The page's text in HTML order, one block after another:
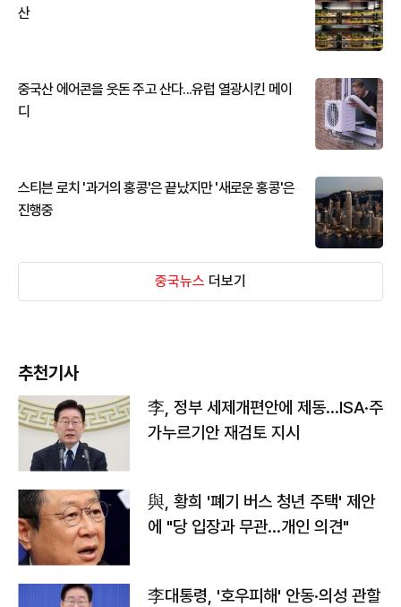
산
중국산 에어콘을 웃돈 주고 산다...유럽 열광시킨 메이
디
스티븐 로치 '과거의 홍콩'은 끝났지만 '새로운 홍콩'은
진행중
중국뉴스 더보기
추천기사
李, 정부 세제개편안에 제동…ISA·주
가누르기안 재검토 지시
與, 황희 '폐기 버스 청년 주택' 제안
에 "당 입장과 무관…개인 의견"
李대통령, '호우피해' 안동·의성 관할